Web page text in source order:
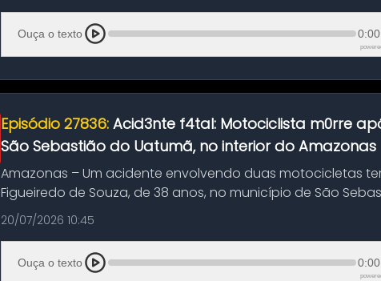
Ouça o texto 0:00
Episódio 27836: Acid3nte f4tal: Motociclista m0rre
São Sebastião do Uatumã, no interior do Amazonas
Amazonas – Um acidente envolvendo duas motocicletas
Figueiredo de Souza, de 38 anos, no município de São
Amazonas. A colisão ocorreu n...
20/07/2026 10:45
Ouça o texto 0:00